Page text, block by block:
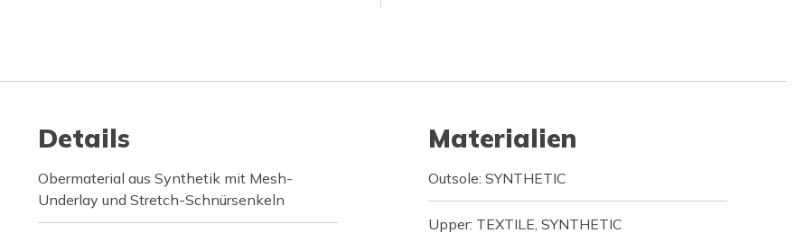
Details
Obermaterial aus Synthetik mit Mesh-
Underlay und Stretch-Schnürsenkeln
Materialien
Outsole: SYNTHETIC
Upper: TEXTILE, SYNTHETIC